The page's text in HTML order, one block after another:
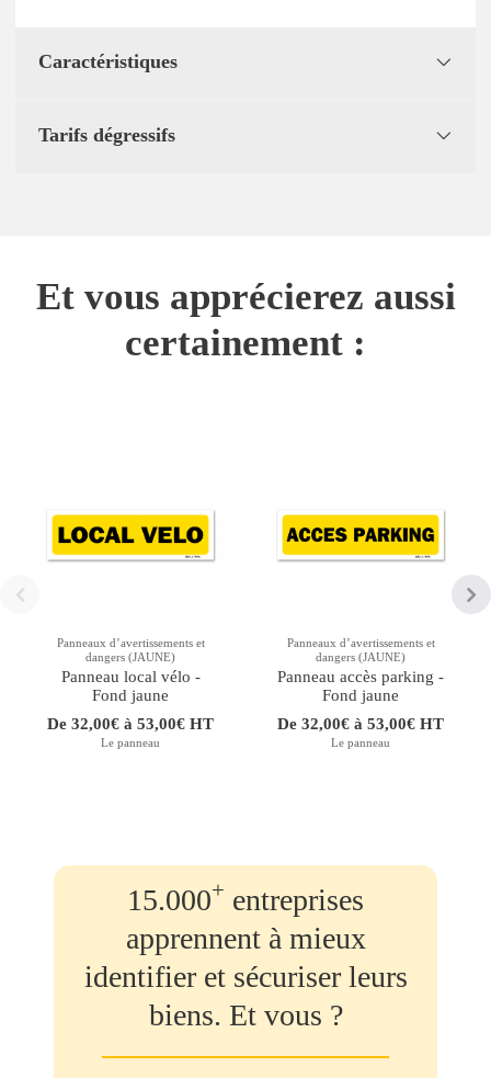
Caractéristiques
Tarifs dégressifs
Et vous apprécierez aussi
certainement :
Panneaux d’avertissements et
dangers (JAUNE)
Panneau local vélo -
Fond jaune
De 32,00€ à 53,00€ HT
Le panneau
Panneaux d’avertissements et
dangers (JAUNE)
Panneau accès parking -
Fond jaune
De 32,00€ à 53,00€ HT
Le panneau
15.000+ entreprises
apprennent à mieux
identifier et sécuriser leurs
biens. Et vous ?